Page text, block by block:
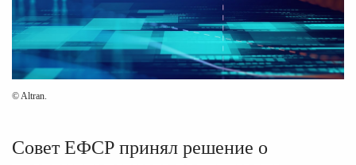
© Altran.
Совет ЕФСР принял решение о